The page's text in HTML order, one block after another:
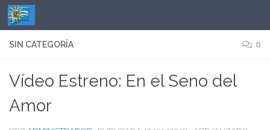
Saltar al contenido
SIN CATEGORÍA 0
Vídeo Estreno: En el Seno del
Amor